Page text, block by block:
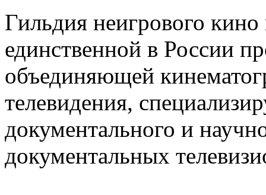
Гильдия неигрового кино
единственной в России
объединяющей
телевидения,
документального и
документальных